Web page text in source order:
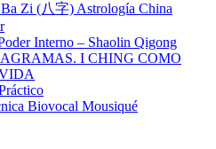
Zi (八字) Astrología China
Interno – Shaolin Qigong
I CHING COMO
Biovocal Mousiqué